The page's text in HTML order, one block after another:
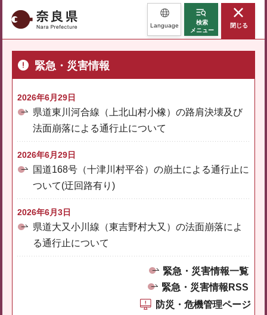
奈良県 Language
検索
メニュー
閉じる
緊急・災害情報
2026年6月29日
県道東川河合線（上北山村小橡）の路肩決壊及び
法面崩落による通行止について
2026年6月29日
国道168号（十津川村平谷）の崩土による通行止に
ついて(迂回路有り)
2026年6月3日
県道大又小川線（東吉野村大又）の法面崩落によ
る通行止について
緊急・災害情報一覧
緊急・災害情報RSS
防災・危機管理ページ